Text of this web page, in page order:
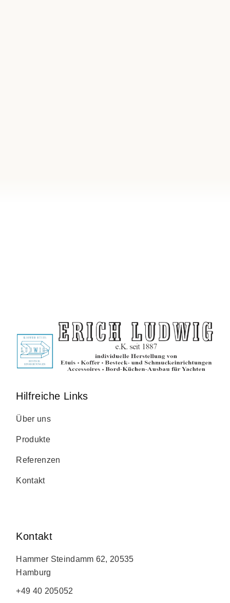
Hilfreiche Links
Über uns
Produkte
Referenzen
Kontakt
Kontakt
Hammer Steindamm 62, 20535
Hamburg
+49 40 205052